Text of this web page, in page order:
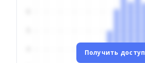
Получить доступ